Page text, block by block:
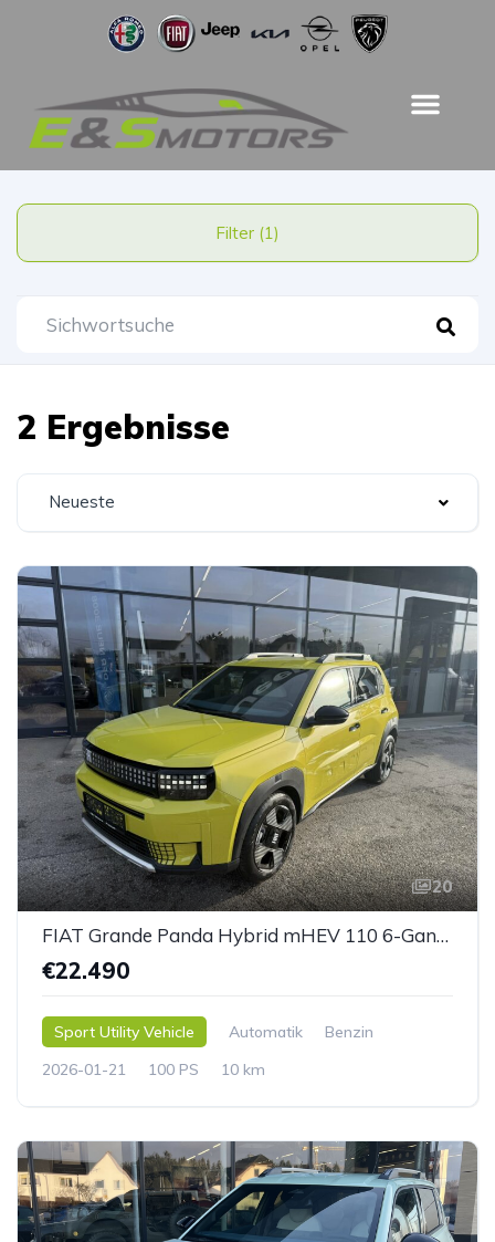
Filter (1)
2 Ergebnisse
Neueste
20
FIAT Grande Panda Hybrid mHEV 110 6-Gang eDCT LaPrima
€22.490
Sport Utility Vehicle Automatik
Benzin
2026-01-21
100 PS 10 km